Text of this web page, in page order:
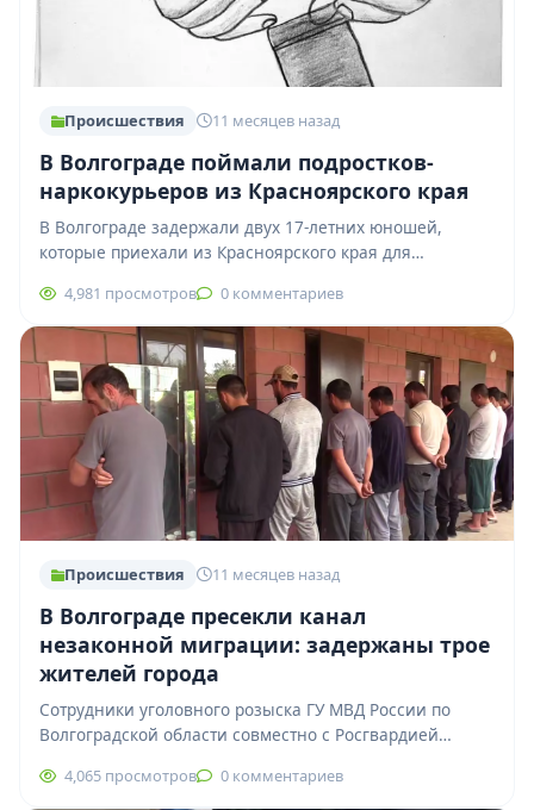
Происшествия 11 месяцев назад
В Волгограде поймали подростков-
наркокурьеров из Красноярского края
В Волгограде задержали двух 17-летних юношей,
которые приехали из Красноярского края для
следствия, подростки работали…
4,981 просмотров 0 комментариев
Происшествия 11 месяцев назад
В Волгограде пресекли канал
незаконной миграции: задержаны трое
жителей города
Сотрудники уголовного розыска ГУ МВД России по
Волгоградской области совместно с Росгвардией
фиктивную регистрацию иностранных граждан.…
4,065 просмотров 0 комментариев